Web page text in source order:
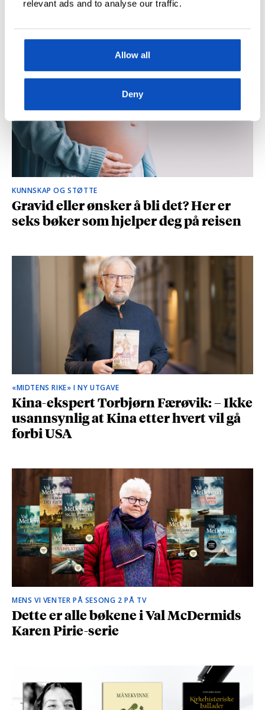
relevant ads and to analyse our traffic.
Allow all
Deny
og spionasje ble helt uinteressant i
KUNNSKAP OG STØTTE
Gravid eller ønsker å bli det? Her er
seks bøker som hjelper deg på reisen
«MIDTENS RIKE» I NY UTGAVE
Kina-ekspert Torbjørn Færøvik: – Ikke
usannsynlig at Kina etter hvert vil gå
forbi USA
MENS VI VENTER PÅ SESONG 2 PÅ TV
Dette er alle bøkene i Val McDermids
Karen Pirie-serie